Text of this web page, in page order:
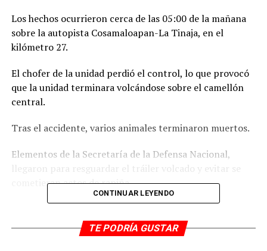
Los hechos ocurrieron cerca de las 05:00 de la mañana
sobre la autopista Cosamaloapan-La Tinaja, en el
kilómetro 27.
El chofer de la unidad perdió el control, lo que provocó
que la unidad terminara volcándose sobre el camellón
central.
Tras el accidente, varios animales terminaron muertos.
Elementos de la Secretaría de la Defensa Nacional,
llegaron para resguardar el tráiler volcado y evitar se
cometieran actos de rapiña.
CONTINUAR LEYENDO
TE PODRÍA GUSTAR